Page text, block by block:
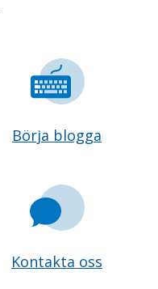
Börja blogga
Kontakta oss